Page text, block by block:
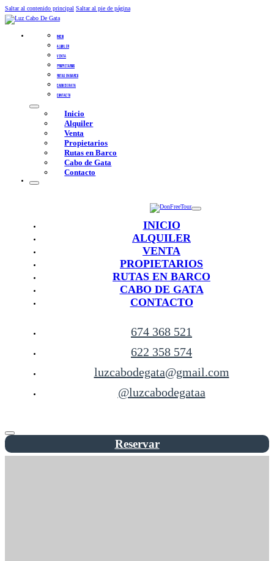
Saltar al contenido principal Saltar al pie de página
INICIO
ALQUILER
VENTA
PROPIETARIOS
RUTAS EN BARCO
CABO DE GATA
CONTACTO
Inicio
Alquiler
Venta
Propietarios
Rutas en Barco
Cabo de Gata
Contacto
INICIO
ALQUILER
VENTA
PROPIETARIOS
RUTAS EN BARCO
CABO DE GATA
CONTACTO
674 368 521
622 358 574
luzcabodegata@gmail.com
@luzcabodegataa
Reservar